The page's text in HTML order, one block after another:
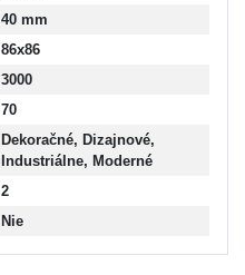
40 mm
86x86
3000
70
Dekoračné, Dizajnové,
Industriálne, Moderné
2
Nie